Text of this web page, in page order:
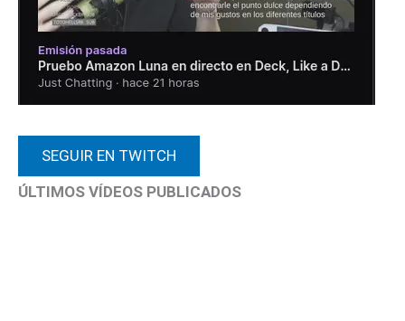
SEGUIR EN TWITCH
ÚLTIMOS VÍDEOS PUBLICADOS